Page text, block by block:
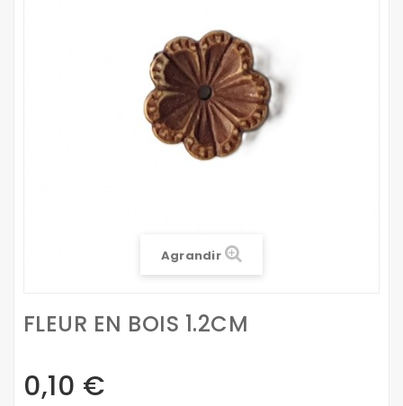
Agrandir
FLEUR EN BOIS 1.2CM
0,10 €